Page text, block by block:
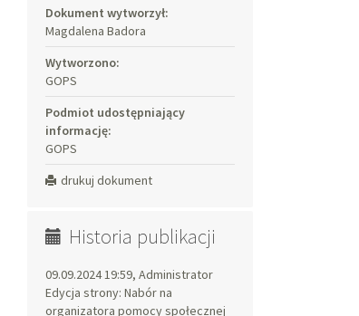
Dokument wytworzył:
Magdalena Badora
Wytworzono:
GOPS
Podmiot udostępniający
informację:
GOPS
drukuj dokument
Historia publikacji
09.09.2024 19:59, Administrator
Edycja strony: Nabór na
organizatora pomocy społecznej